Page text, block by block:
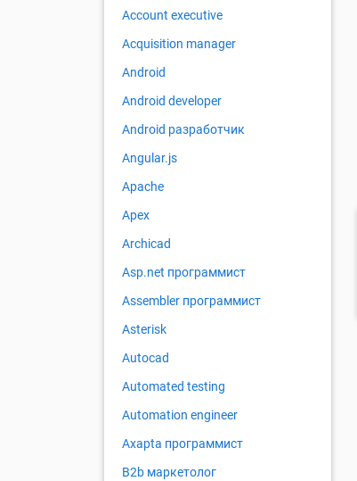
Account executive
Acquisition manager
Android
Android developer
Android разработчик
Angular.js
Apache
Apex
Archicad
Asp.net программист
Assembler программист
Asterisk
Autocad
Automated testing
Automation engineer
Axapta программист
B2b маркетолог